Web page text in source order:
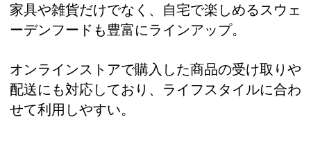
家具や雑貨だけでなく、自宅で楽しめるスウェ
ーデンフードも豊富にラインアップ。
オンラインストアで購入した商品の受け取りや
配送にも対応しており、ライフスタイルに合わ
せて利用しやすい。